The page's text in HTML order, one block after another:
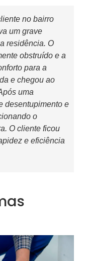
no bairro
um grave
residência. O
obstruído e a
para a
e chegou ao
uma
desentupimento e
o
O cliente ficou
e eficiência